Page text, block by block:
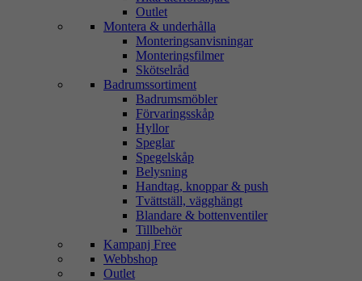
Outlet
Montera & underhålla
Monteringsanvisningar
Monteringsfilmer
Skötselråd
Badrumssortiment
Badrumsmöbler
Förvaringsskåp
Hyllor
Speglar
Spegelskåp
Belysning
Handtag, knoppar & push
Tvättställ, vägghängt
Blandare & bottenventiler
Tillbehör
Kampanj Free
Webbshop
Outlet